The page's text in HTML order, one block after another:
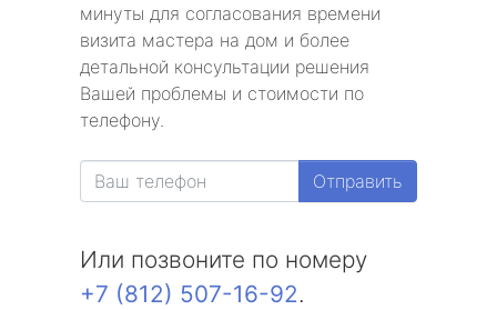
минуты для согласования времени
визита мастера на дом и более
детальной консультации решения
Вашей проблемы и стоимости по
телефону.
Отправить
Или позвоните по номеру
+7 (812) 507-16-92.